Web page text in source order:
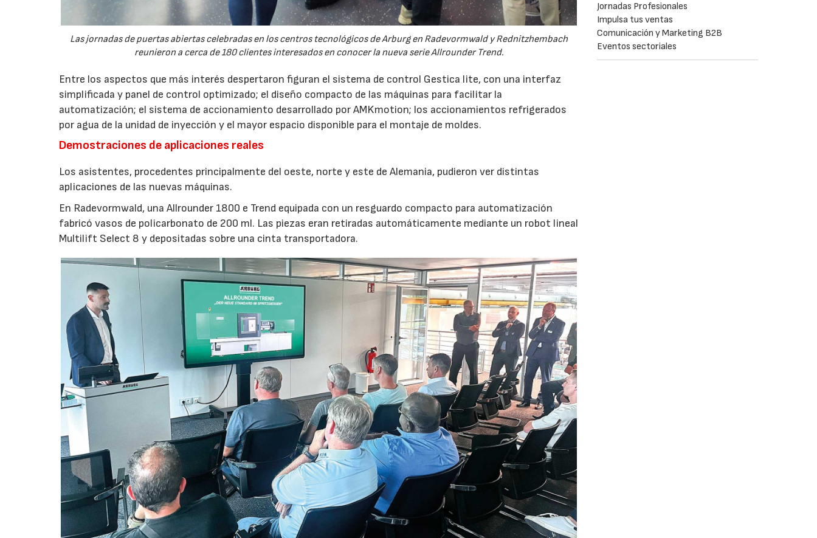
Las jornadas de puertas abiertas celebradas en los centros tecnológicos de Arburg en Radevormwald y Rednitzhembach
reunieron a cerca de 180 clientes interesados en conocer la nueva serie Allrounder Trend.
Entre los aspectos que más interés despertaron figuran el sistema de control Gestica lite, con una interfaz
simplificada y panel de control optimizado; el diseño compacto de las máquinas para facilitar la
automatización; el sistema de accionamiento desarrollado por AMKmotion; los accionamientos refrigerados
por agua de la unidad de inyección y el mayor espacio disponible para el montaje de moldes.
Demostraciones de aplicaciones reales
Los asistentes, procedentes principalmente del oeste, norte y este de Alemania, pudieron ver distintas
aplicaciones de las nuevas máquinas.
En Radevormwald, una Allrounder 1800 e Trend equipada con un resguardo compacto para automatización
fabricó vasos de policarbonato de 200 ml. Las piezas eran retiradas automáticamente mediante un robot lineal
Multilift Select 8 y depositadas sobre una cinta transportadora.
Jornadas Profesionales
Impulsa tus ventas
Comunicación y Marketing B2B
Eventos sectoriales